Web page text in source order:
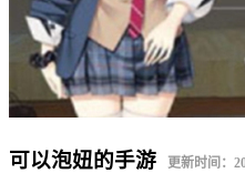
可以泡妞的手游 更新时间：